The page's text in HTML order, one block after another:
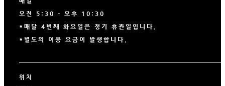
오전 5:30 - 오후 10:30
*매달 4번째 화요일은 정기 휴관일입니다.
*별도의 이용 요금이 발생합니다.
위치